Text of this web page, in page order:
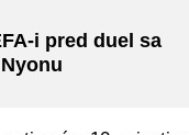
i pred duel sa